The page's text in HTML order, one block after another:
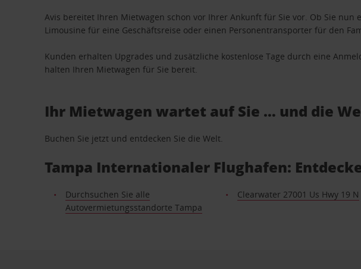
Avis bereitet Ihren Mietwagen schon vor Ihrer Ankunft für Sie vor. Ob Sie
Limousine für eine Geschäftsreise oder einen Personentransporter für den
Kunden erhalten Upgrades und zusätzliche kostenlose Tage durch eine
halten Ihren Mietwagen für Sie bereit.
Ihr Mietwagen wartet auf Sie … und die
Buchen Sie jetzt und entdecken Sie die Welt.
Tampa Internationaler Flughafen:
Durchsuchen Sie alle
Autovermietungsstandorte Tampa
Clearwater 27001 Us Hwy 19 N